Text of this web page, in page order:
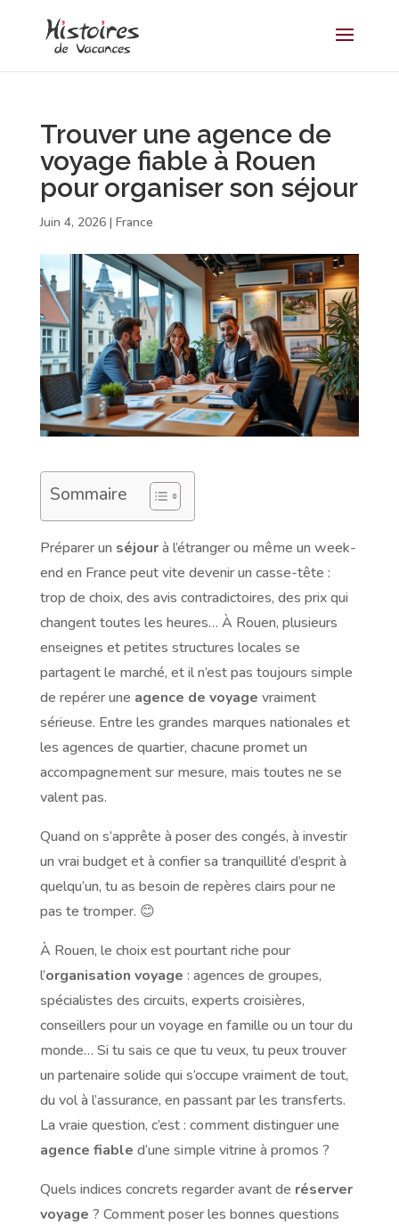
Trouver une agence de
voyage fiable à Rouen
pour organiser son séjour
Juin 4, 2026| France
Sommaire
Préparer un séjourà l’étranger ou même un week-
end en France peut vite devenir un casse-tête :
trop de choix, des avis contradictoires, des prix qui
changent toutes les heures… À Rouen, plusieurs
enseignes et petites structures locales se
partagent le marché, et il n’est pas toujours simple
de repérer une agence de voyage vraiment
sérieuse. Entre les grandes marques nationales et
les agences de quartier, chacune promet un
accompagnement sur mesure, mais toutes ne se
valent pas.
Quand on s’apprête à poser des congés, à investir
un vrai budget et à confier sa tranquillité d’esprit à
quelqu’un, tu as besoin de repères clairs pour ne
pas te tromper. 😊
À Rouen, le choix est pourtant riche pour
l’organisation voyage : agences de groupes,
spécialistes des circuits, experts croisières,
conseillers pour un voyage en famille ou un tour du
monde… Si tu sais ce que tu veux, tu peux trouver
un partenaire solide qui s’occupe vraiment de tout,
du vol à l’assurance, en passant par les transferts.
La vraie question, c’est : comment distinguer une
agence fiable d’une simple vitrine à promos ?
Quels indices concrets regarder avant de réserver
voyage ? Comment poser les bonnes questions